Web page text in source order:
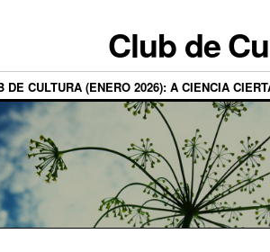
Club de
DE CULTURA (ENERO 2026): A CIENCIA